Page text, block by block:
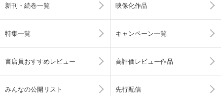
新刊・続巻一覧 映像化作品
特集一覧 キャンペーン一覧
書店員おすすめレビュー 高評価レビュー作品
みんなの公開リスト 先行配信